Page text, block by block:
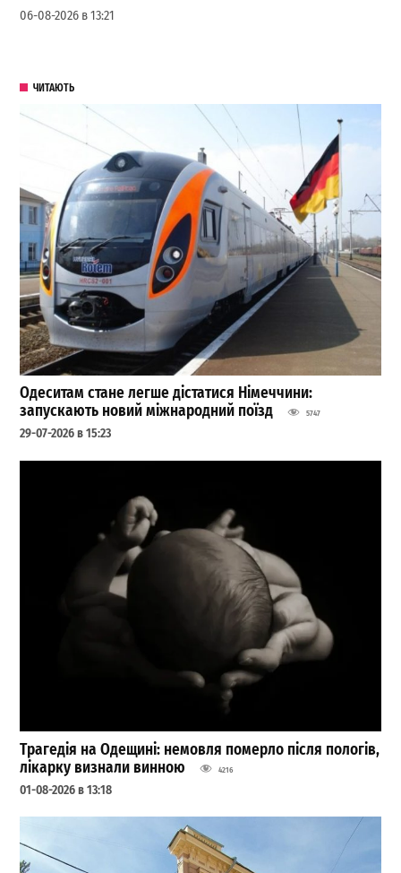
06-08-2026 в 13:21
ЧИТАЮТЬ
Одеситам стане легше дістатися Німеччини:
запускають новий міжнародний поїзд
5747
29-07-2026 в 15:23
Трагедія на Одещині: немовля померло після пологів,
лікарку визнали винною
4216
01-08-2026 в 13:18